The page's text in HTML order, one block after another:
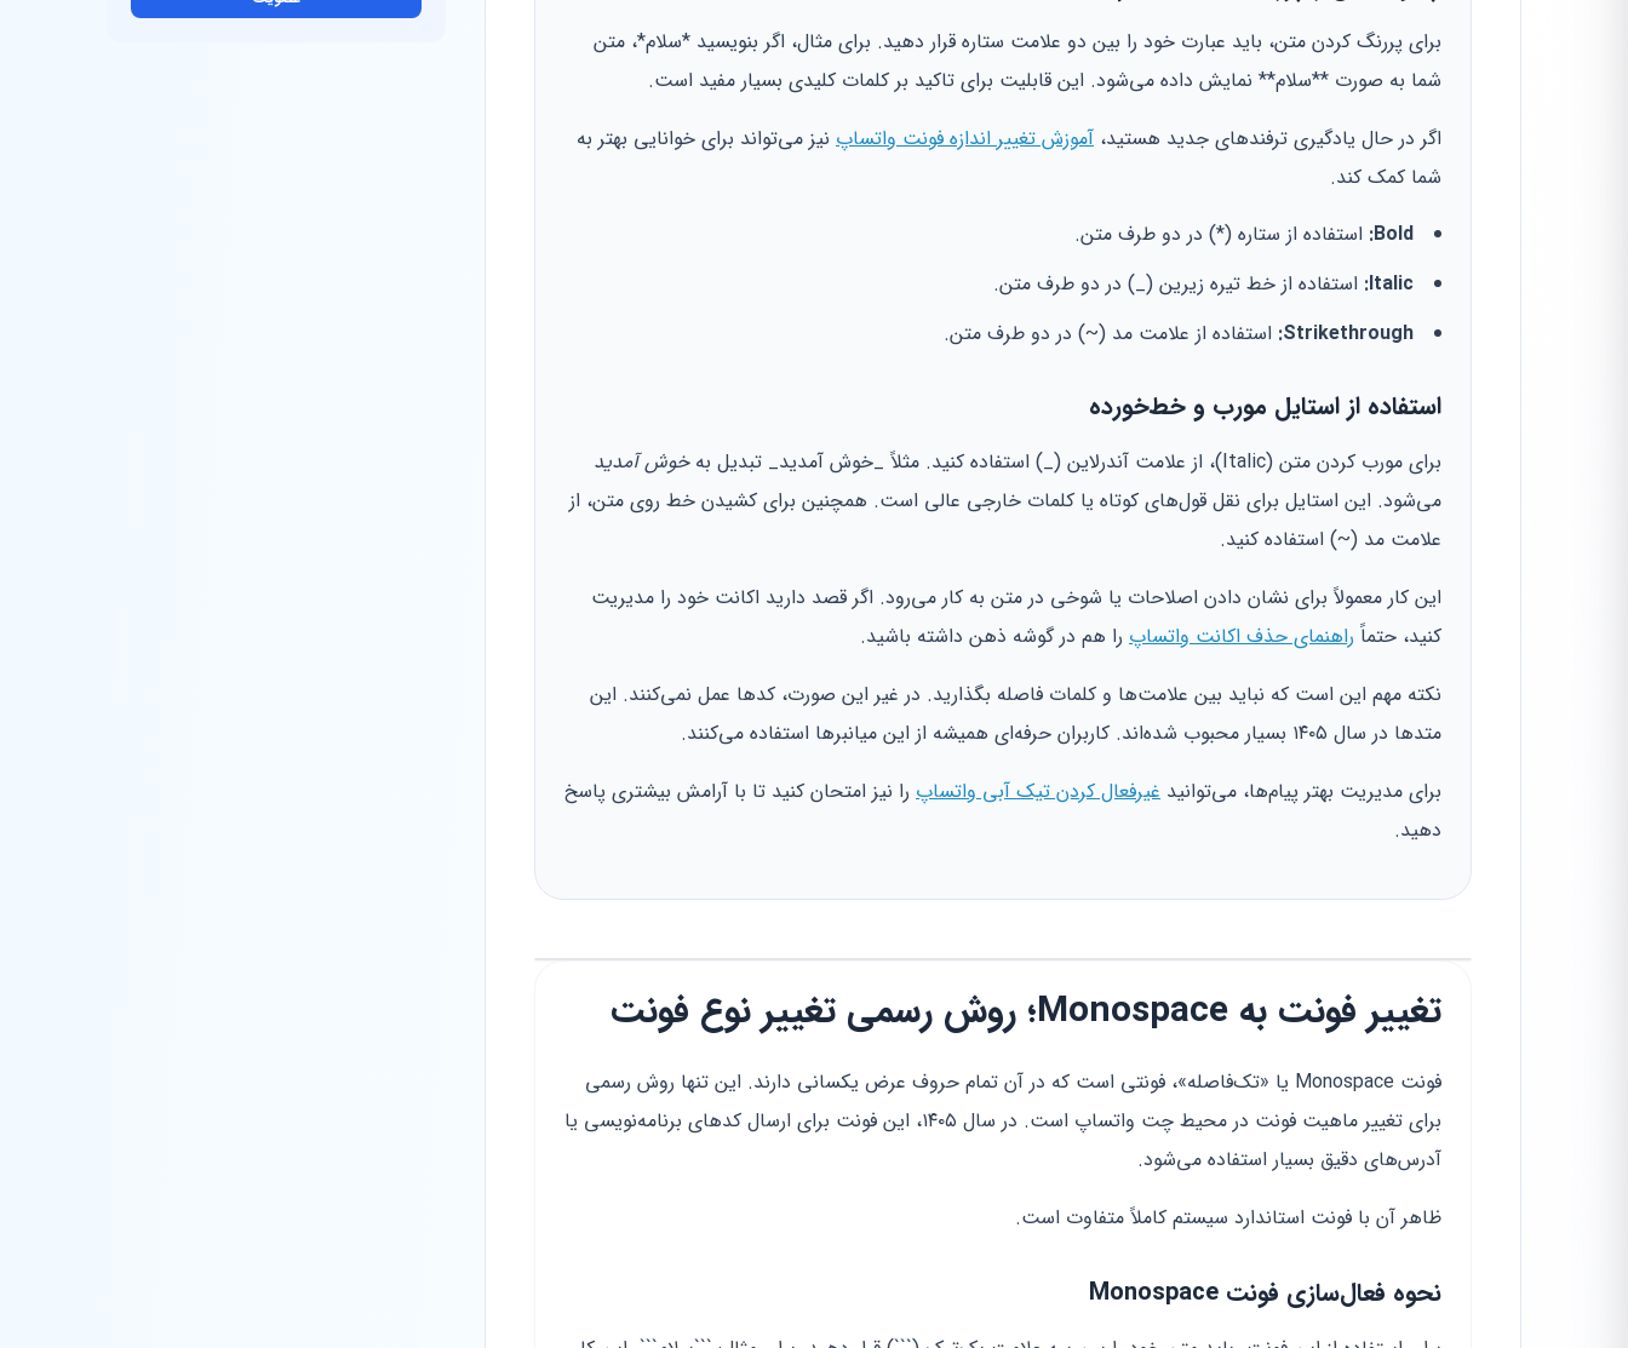
برای پررنگ کردن متن، باید عبارت خود را بین دو علامت ستاره قرار دهید. برای مثال، اگر بنویسید *سلام*، متن
شما به صورت **سلام** نمایش داده می‌شود. این قابلیت برای تاکید بر کلمات کلیدی بسیار مفید است.
اگر در حال یادگیری ترفندهای جدید هستید، آموزش تغییر اندازه فونت واتساپ نیز می‌تواند برای خوانایی بهتر به
شما کمک کند.
Bold: استفاده از ستاره (*) در دو طرف متن.
Italic: استفاده از خط تیره زیرین (_) در دو طرف متن.
Strikethrough: استفاده از علامت مد (~) در دو طرف متن.
استفاده از استایل مورب و خط‌خورده
برای مورب کردن متن (Italic)، از علامت آندرلاین (_) استفاده کنید. مثلاً _خوش آمدید_ تبدیل به
خوش آمدید
می‌شود. این استایل برای نقل قول‌های کوتاه یا کلمات خارجی عالی است. همچنین برای کشیدن خط روی متن، از
علامت مد (~) استفاده کنید.
این کار معمولاً برای نشان دادن اصلاحات یا شوخی در متن به کار می‌رود. اگر قصد دارید اکانت خود را مدیریت
کنید، حتماً راهنمای حذف اکانت واتساپ را هم در گوشه ذهن داشته باشید.
نکته مهم این است که نباید بین علامت‌ها و کلمات فاصله بگذارید. در غیر این صورت، کدها عمل نمی‌کنند. این
متدها در سال ۱۴۰۵ بسیار محبوب شده‌اند. کاربران حرفه‌ای همیشه از این میانبرها استفاده می‌کنند.
برای مدیریت بهتر پیام‌ها، می‌توانید غیرفعال کردن تیک آبی واتساپ را نیز امتحان کنید تا با آرامش بیشتری پاسخ
دهید.
تغییر فونت به Monospace؛ روش رسمی تغییر نوع فونت
فونت Monospace یا «تک‌فاصله»، فونتی است که در آن تمام حروف عرض یکسانی دارند. این تنها روش رسمی
برای تغییر ماهیت فونت در محیط چت واتساپ است. در سال ۱۴۰۵، این فونت برای ارسال کدهای برنامه‌نویسی یا
آدرس‌های دقیق بسیار استفاده می‌شود.
ظاهر آن با فونت استاندارد سیستم کاملاً متفاوت است.
نحوه فعال‌سازی فونت Monospace